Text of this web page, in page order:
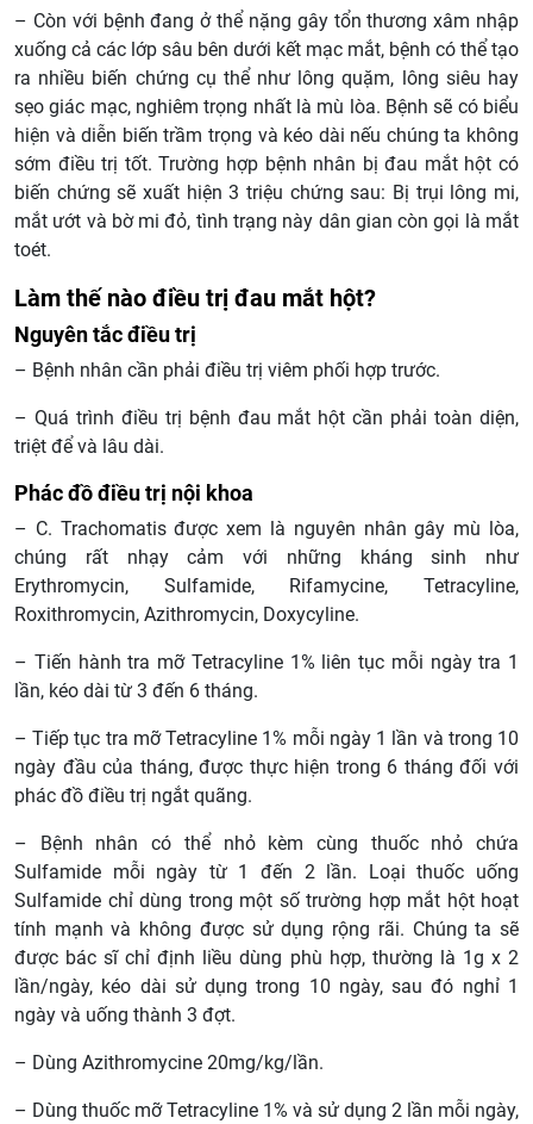
– Còn với bệnh đang ở thể nặng gây tổn thương xâm nhập
xuống cả các lớp sâu bên dưới kết mạc mắt, bệnh có thể tạo
ra nhiều biến chứng cụ thể như lông quặm, lông siêu hay
sẹo giác mạc, nghiêm trọng nhất là mù lòa. Bệnh sẽ có biểu
hiện và diễn biến trầm trọng và kéo dài nếu chúng ta không
sớm điều trị tốt. Trường hợp bệnh nhân bị đau mắt hột có
biến chứng sẽ xuất hiện 3 triệu chứng sau: Bị trụi lông mi,
mắt ướt và bờ mi đỏ, tình trạng này dân gian còn gọi là mắt
toét.
Làm thế nào điều trị đau mắt hột?
Nguyên tắc điều trị
– Bệnh nhân cần phải điều trị viêm phối hợp trước.
– Quá trình điều trị bệnh đau mắt hột cần phải toàn diện,
triệt để và lâu dài.
Phác đồ điều trị nội khoa
– C. Trachomatis được xem là nguyên nhân gây mù lòa,
chúng rất nhạy cảm với những kháng sinh như
Erythromycin, Sulfamide, Rifamycine, Tetracyline,
Roxithromycin, Azithromycin, Doxycyline.
– Tiến hành tra mỡ Tetracyline 1% liên tục mỗi ngày tra 1
lần, kéo dài từ 3 đến 6 tháng.
– Tiếp tục tra mỡ Tetracyline 1% mỗi ngày 1 lần và trong 10
ngày đầu của tháng, được thực hiện trong 6 tháng đối với
phác đồ điều trị ngắt quãng.
– Bệnh nhân có thể nhỏ kèm cùng thuốc nhỏ chứa
Sulfamide mỗi ngày từ 1 đến 2 lần. Loại thuốc uống
Sulfamide chỉ dùng trong một số trường hợp mắt hột hoạt
tính mạnh và không được sử dụng rộng rãi. Chúng ta sẽ
được bác sĩ chỉ định liều dùng phù hợp, thường là 1g x 2
lần/ngày, kéo dài sử dụng trong 10 ngày, sau đó nghỉ 1
ngày và uống thành 3 đợt.
– Dùng Azithromycine 20mg/kg/lần.
– Dùng thuốc mỡ Tetracyline 1% và sử dụng 2 lần mỗi ngày,